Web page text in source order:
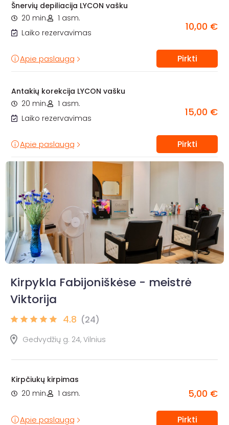
Šnervių depiliacija LYCON vašku
20 min.
1 asm.
Laiko rezervavimas
10,00 €
Apie paslaugą Pirkti
Antakių korekcija LYCON vašku
20 min.
1 asm.
Laiko rezervavimas
15,00 €
Apie paslaugą Pirkti
Kirpykla Fabijoniškėse - meistrė
Viktorija
4.8 (24)
Gedvydžių g. 24, Vilnius
Kirpčiukų kirpimas
20 min.
1 asm. 5,00 €
Apie paslaugą Pirkti